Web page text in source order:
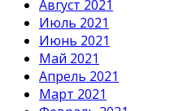
Август 2021
Июль 2021
Июнь 2021
Май 2021
Апрель 2021
Март 2021